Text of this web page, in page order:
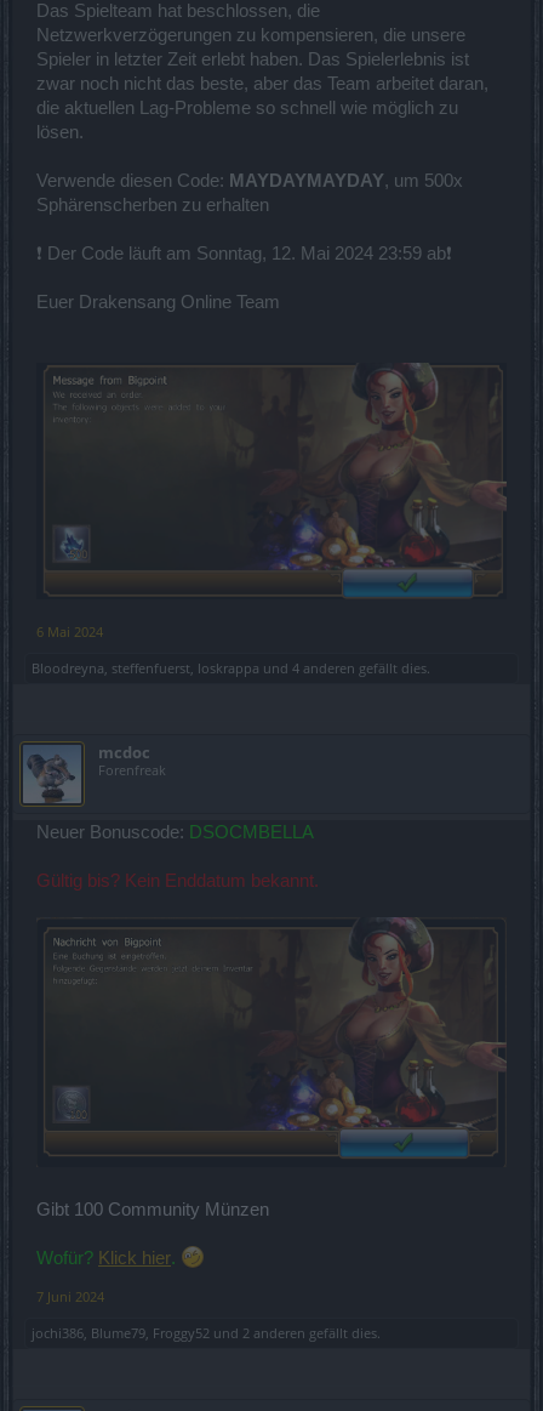
Das Spielteam hat beschlossen, die
Netzwerkverzögerungen zu kompensieren, die unsere
Spieler in letzter Zeit erlebt haben. Das Spielerlebnis ist
zwar noch nicht das beste, aber das Team arbeitet daran,
die aktuellen Lag-Probleme so schnell wie möglich zu
lösen.
Verwende diesen Code: MAYDAYMAYDAY, um 500x
Sphärenscherben zu erhalten
❗ Der Code läuft am Sonntag, 12. Mai 2024 23:59 ab❗
Euer Drakensang Online Team
6 Mai 2024
Bloodreyna, steffenfuerst, loskrappa und 4 anderen gefällt dies.
mcdoc
Forenfreak
Neuer Bonuscode: DSOCMBELLA
Gültig bis? Kein Enddatum bekannt.
Gibt 100 Community Münzen
Wofür? Klick hier.
7 Juni 2024
jochi386 Blume79 Froggy52 und 2 anderen gefällt dies.